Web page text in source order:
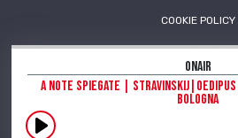
OnAir
A Note Spiegate |
Bologna
COOKIE POLICY